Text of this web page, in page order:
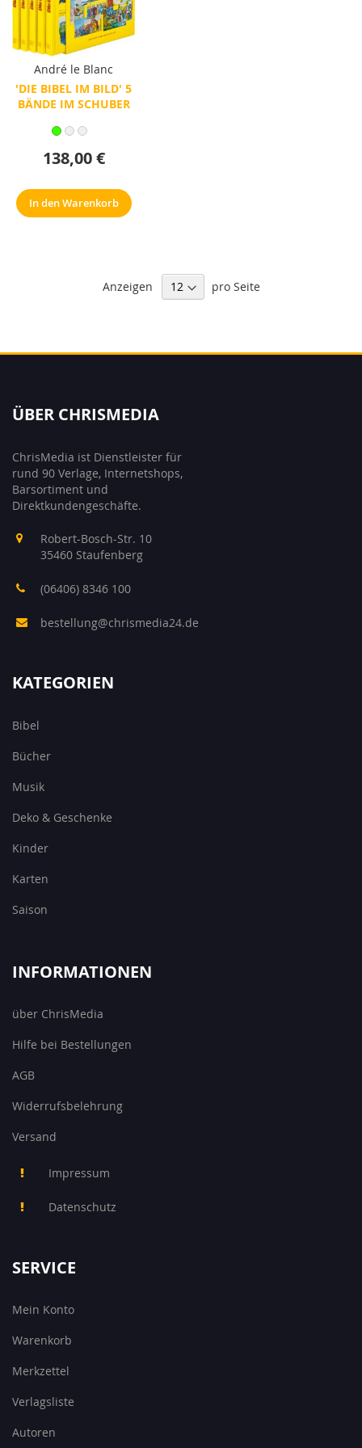
André le Blanc
'DIE BIBEL IM BILD' 5
BÄNDE IM SCHUBER
138,00 €
In den Warenkorb
Anzeigen pro Seite
ÜBER CHRISMEDIA
ChrisMedia ist Dienstleister für
rund 90 Verlage, Internetshops,
Barsortiment und
Direktkundengeschäfte.
Robert-Bosch-Str. 10
35460 Staufenberg
(06406) 8346 100
bestellung@chrismedia24.de
KATEGORIEN
Bibel
Bücher
Musik
Deko & Geschenke
Kinder
Karten
Saison
INFORMATIONEN
über ChrisMedia
Hilfe bei Bestellungen
AGB
Widerrufsbelehrung
Versand
Impressum
Datenschutz
SERVICE
Mein Konto
Warenkorb
Merkzettel
Verlagsliste
Autoren